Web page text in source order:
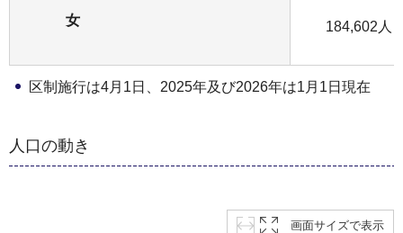
女 184,602人
区制施行は4月1日、2025年及び2026年は1月1日現在
人口の動き
画面サイズで表示